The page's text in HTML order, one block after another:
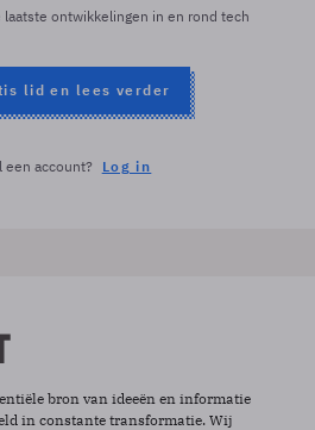
ontwikkelingen in en rond tech
lid en lees verder
een account? Log in
bron van ideeën en informatie
in constante transformatie. Wij